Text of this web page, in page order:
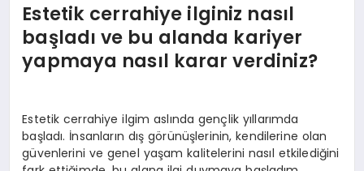
Estetik cerrahiye ilginiz nasıl
başladı ve bu alanda kariyer
yapmaya nasıl karar verdiniz?
Estetik cerrahiye ilgim aslında gençlik yıllarımda
başladı. İnsanların dış görünüşlerinin, kendilerine olan
güvenlerini ve genel yaşam kalitelerini nasıl etkilediğini